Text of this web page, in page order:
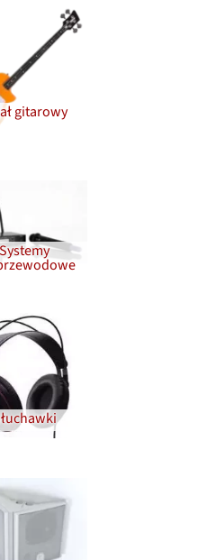
gitarowy
Systemy